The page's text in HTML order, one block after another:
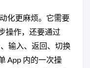
化更麻烦。它需要
操作，还要通过
输入、返回、切换
App 内的一次操